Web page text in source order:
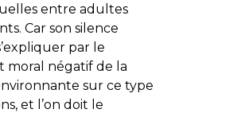
entre adultes
Car son silence
par le
moral négatif de la
sur ce type
et l’on doit le